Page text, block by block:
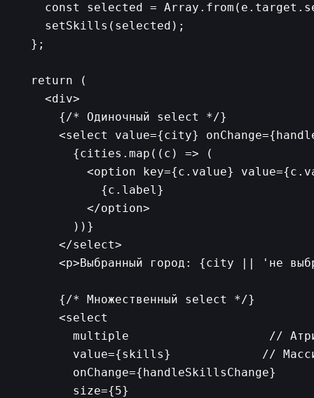
const selected =
    setSkills(selected);
  };
  return (
    <div>
      {/* Одиночный select */}
<select value={city}
        {cities.map((c) => (
<option key={c.value}
            {c.label}
          </option>
        ))}
      </select>
<p>Выбранный город: {city || 'не
      {/* Множественный select */}
      <select
multiple                    //
value={skills}             //
        onChange={handleSkillsChange}
        size={5}